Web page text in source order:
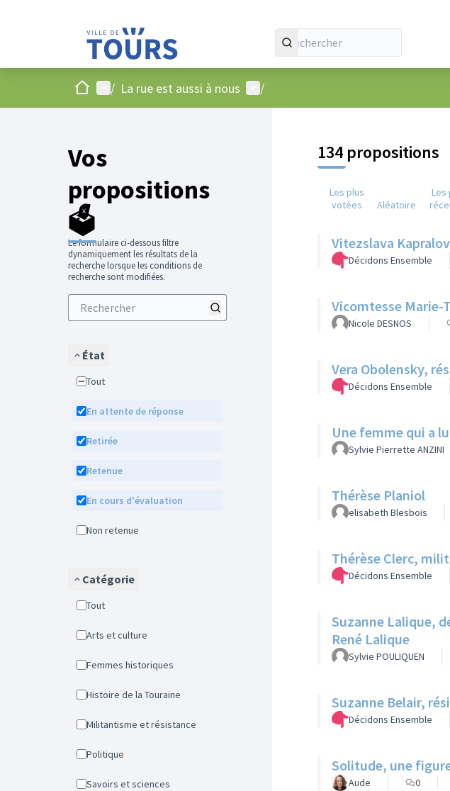
AccueilMenu principal
/ La rue est aussi à nous Menu utilisateur
/
Vos
propositions
🗳️
Le formulaire ci-dessous filtre
dynamiquement les résultats de la
recherche lorsque les conditions de
recherche sont modifiées.
État
Tout
En attente de réponse
Retirée
Retenue
En cours d'évaluation
Non retenue
Catégorie
Tout
Arts et culture
Femmes historiques
Histoire de la Touraine
Militantisme et résistance
Politique
Savoirs et sciences
134 propositions
Les plus
votées
Aléatoire
Les
Vitezslava
Décidons Ensemble
Vicomtesse Marie-
Nicole DESNOS
Vera Obolensky,
Décidons Ensemble
Une femme qui a
Sylvie Pierrette ANZINI
Thérèse Planiol
elisabeth Blesbois
Thérèse Clerc,
Décidons Ensemble
Suzanne Lalique,
René Lalique
Sylvie POULIQUEN
Suzanne Belair,
Décidons Ensemble
Solitude, une
Aude 0